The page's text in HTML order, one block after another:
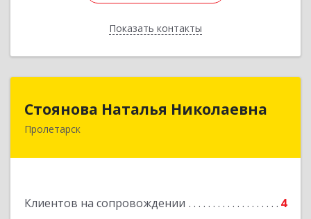
Показать контакты
Назад
Стоянова Наталья Николаевна
Пролетарск
Клиентов на сопровождении 4